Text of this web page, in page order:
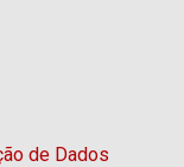
de Dados